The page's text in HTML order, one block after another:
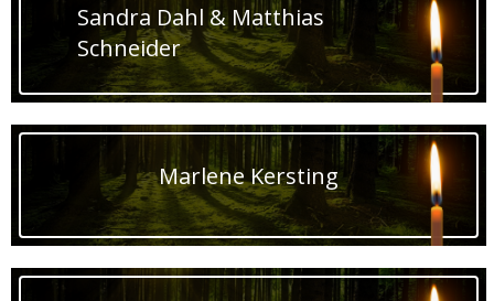
Sandra Dahl & Matthias
Schneider
Marlene Kersting